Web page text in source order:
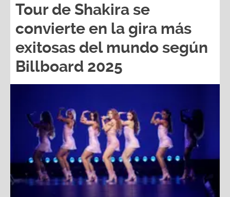
Tour de Shakira se
convierte en la gira más
exitosas del mundo según
Billboard 2025